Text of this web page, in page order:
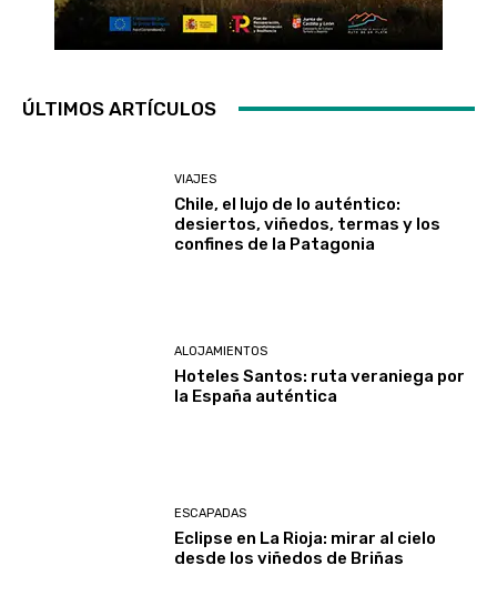
ÚLTIMOS ARTÍCULOS
VIAJES
Chile, el lujo de lo auténtico:
desiertos, viñedos, termas y los
confines de la Patagonia
ALOJAMIENTOS
Hoteles Santos: ruta veraniega por
la España auténtica
ESCAPADAS
Eclipse en La Rioja: mirar al cielo
desde los viñedos de Briñas